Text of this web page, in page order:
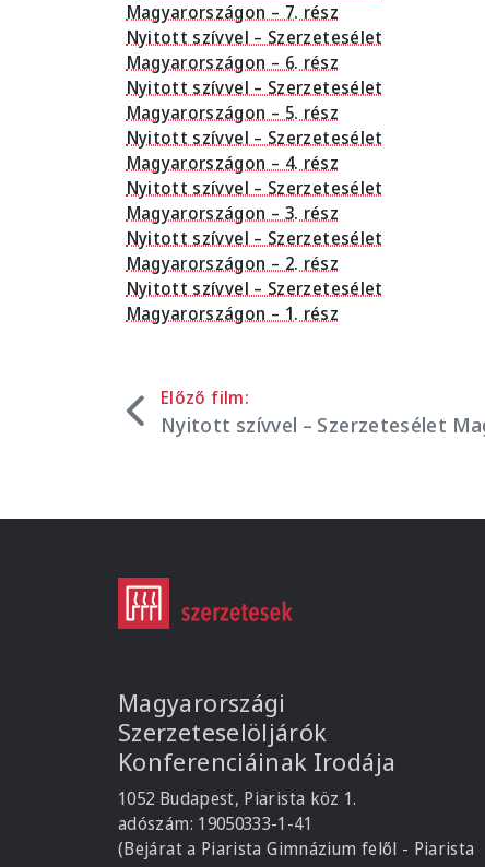
Magyarországon – 7. rész
Nyitott szívvel – Szerzetesélet
Magyarországon – 6. rész
Nyitott szívvel – Szerzetesélet
Magyarországon – 5. rész
Nyitott szívvel – Szerzetesélet
Magyarországon – 4. rész
Nyitott szívvel – Szerzetesélet
Magyarországon – 3. rész
Nyitott szívvel – Szerzetesélet
Magyarországon – 2. rész
Nyitott szívvel – Szerzetesélet
Magyarországon – 1. rész
Előző film:
Nyitott szívvel – Szerzetesélet
Magyarországi
Szerzeteselöljárók
Konferenciáinak Irodája
1052 Budapest, Piarista köz 1.
adószám: 19050333-1-41
(Bejárat a Piarista Gimnázium felől - Piarista